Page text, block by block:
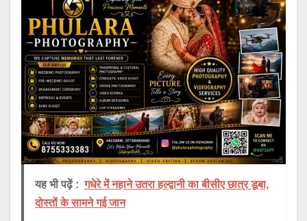
यह भी पढ़ें : गधेरे में नहाने उतरा हल्द्वानी का बीसीए छात्र डूबा,
दोस्तों के सामने गई जान